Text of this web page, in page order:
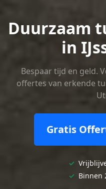
Duurzaam
in
Bespaar tijd en geld.
offertes van erkende
Gratis
✓
✓ Binnen